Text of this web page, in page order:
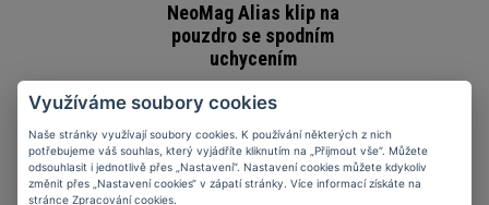
NeoMag Alias klip na
pouzdro se spodním
uchycením
673 Kč
Využíváme soubory cookies
Naše stránky využívají soubory cookies. K používání některých z nich
potřebujeme váš souhlas, který vyjádříte kliknutím na „Přijmout vše“. Můžete
odsouhlasit i jednotlivě přes „Nastavení“. Nastavení cookies můžete kdykoliv
změnit přes „Nastavení cookies“ v zápatí stránky. Více informací získáte na
stránce Zpracování cookies